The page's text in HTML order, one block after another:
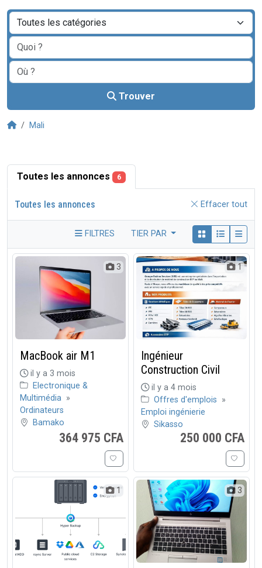
Trouver
Mali
Toutes les annonces 6
Toutes les annonces Effacer tout
FILTRES TIER PAR
3
MacBook air M1
il y a 3 mois
Electronique &
Multimédia »
Ordinateurs
Bamako
364 975 CFA
1
Ingénieur
Construction Civil
il y a 4 mois
Offres d'emplois »
Emploi ingénierie
Sikasso
250 000 CFA
1 3